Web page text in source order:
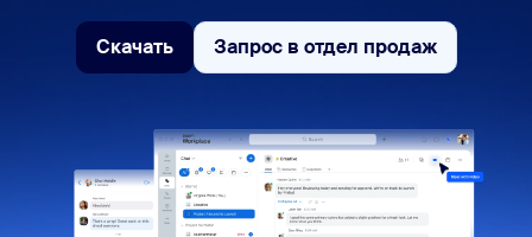
Скачать
Скачать
Запрос в отдел продаж
Запрос в отдел